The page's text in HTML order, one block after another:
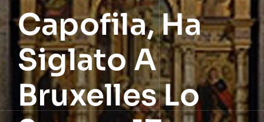
Capofila, Ha
Siglato A
Bruxelles Lo